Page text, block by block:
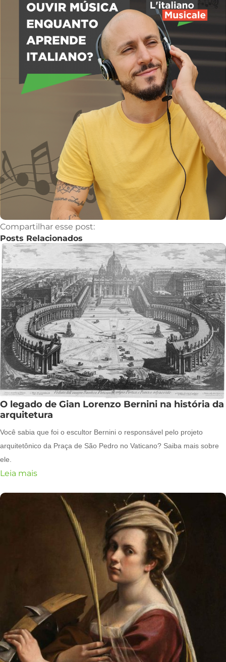
Compartilhar esse post:
Posts Relacionados
O legado de Gian Lorenzo Bernini na história da
arquitetura
Você sabia que foi o escultor Bernini o responsável pelo projeto
arquitetônico da Praça de São Pedro no Vaticano? Saiba mais sobre
ele.
Leia mais